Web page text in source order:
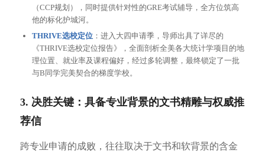
（CCP规划），同时提供针对性的GRE考试辅导，全方位筑高
他的标化护城河。
THRIVE选校定位：进入大四申请季，导师出具了详尽的
《THRIVE选校定位报告》，全面剖析全美各大统计学项目的地
理位置、就业率及课程偏好，经过多轮调整，最终锁定了一批
与B同学完美契合的梯度学校。
3. 决胜关键：具备专业背景的文书精雕与权威推
荐信
跨专业申请的成败，往往取决于文书和软背景的含金